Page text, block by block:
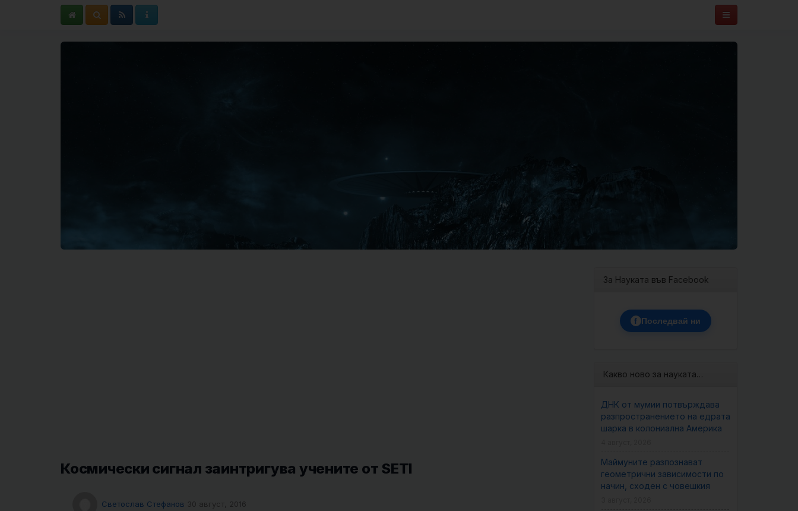
Космически сигнал заинтригува учените от SETI
Светослав Стефанов 30 август, 2016
За Науката във Facebook
f Последвай ни
Какво ново за науката…
ДНК от мумии потвърждава
разпространението на едрата
шарка в колониална Америка
Маймуните разпознават
геометрични зависимости по
начин, сходен с човешкия